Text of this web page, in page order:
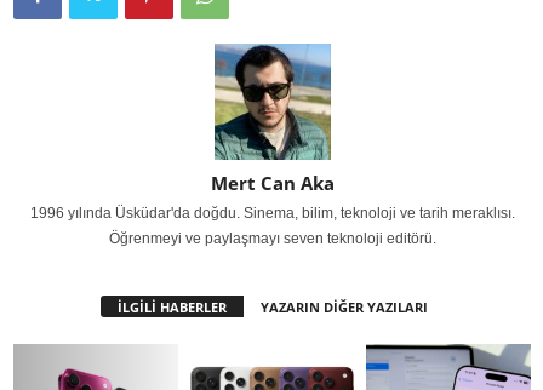
Mert Can Aka
1996 yılında Üsküdar'da doğdu. Sinema, bilim, teknoloji ve tarih meraklısı.
Öğrenmeyi ve paylaşmayı seven teknoloji editörü.
İLGİLİ HABERLER YAZARIN DİĞER YAZILARI